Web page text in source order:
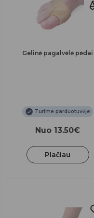
Gelinė pagalvėlė pėdai
Turime parduotuvėje
Nuo 13.50€
Plačiau